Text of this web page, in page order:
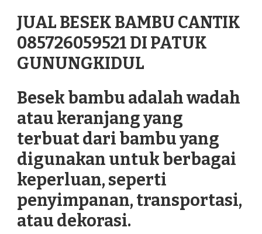
JUAL BESEK BAMBU CANTIK
085726059521 DI PATUK
GUNUNGKIDUL
Besek bambu adalah wadah
atau keranjang yang
terbuat dari bambu yang
digunakan untuk berbagai
keperluan, seperti
penyimpanan, transportasi,
atau dekorasi.